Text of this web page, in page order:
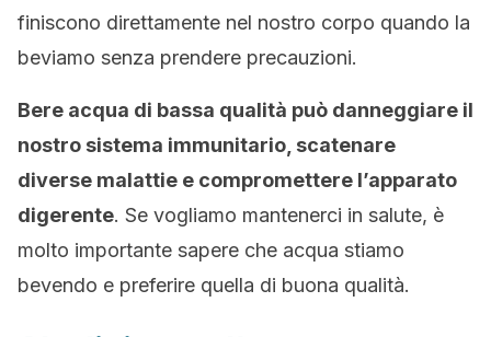
finiscono direttamente nel nostro corpo quando la
beviamo senza prendere precauzioni.
Bere acqua di bassa qualità può danneggiare il
nostro sistema immunitario, scatenare
diverse malattie e compromettere l’apparato
digerente. Se vogliamo mantenerci in salute, è
molto importante sapere che acqua stiamo
bevendo e preferire quella di buona qualità.